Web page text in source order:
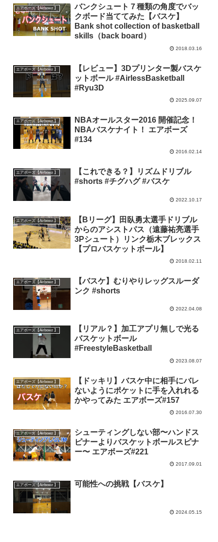
エアボーズ【Airbowz 】
バンクシュート７種類の角度でバッ
クボード当ててみた【バスケ】
Bank shot collection of basketball
skills（back board）
2018.03.16
エアボーズ【Airbowz 】
【レビュー】3Dプリンター製バスケ
ットボール #AirlessBasketball
#Ryu3D
2025.09.07
エアボーズ【Airbowz 】
NBAオールスター2016 開催記念！
NBAバスケナイト！ エアボーズ
#134
2016.02.14
エアボーズ【Airbowz 】
【これできる？】リズムドリブル
#shorts #チグハグ #バスケ
2022.10.17
エアボーズ【Airbowz 】
【Bリーグ】田臥勇太選手ドリブル
からのアシストパス（遠藤祐亮選手
3Pシュート）リンク栃木ブレックス
【プロバスケットボール】
2018.02.11
エアボーズ【Airbowz 】
【バスケ】むりやりレッグスルーダ
ンク #shorts
2022.04.08
エアボーズ【Airbowz 】
【リアル？】加工アプリ無しで光る
バスケットボール
#FreestyleBasketball
2023.08.07
エアボーズ【Airbowz 】
【ドッキリ】バスケ中に相手にバレ
ないようにポケットに手を入れれる
かやってみた エアボーズ#157
2016.07.30
エアボーズ【Airbowz 】
シューティングしない部〜ハンドス
ピナーよりバスケットボールスピナ
ー〜 エアボーズ#221
2017.09.01
エアボーズ【Airbowz 】 可能性への挑戦【バスケ】
2024.05.15